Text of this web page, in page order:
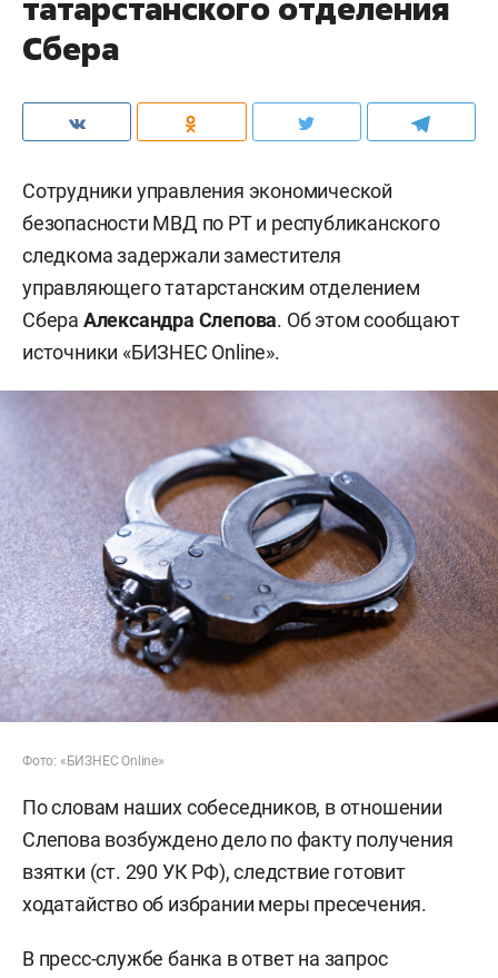
Сбера
Сотрудники управления экономической
безопасности МВД по РТ и республиканского
следкома задержали заместителя
управляющего татарстанским отделением
Сбера Александра Слепова. Об этом сообщают
источники «БИЗНЕС Online».
Фото: «БИЗНЕС Online»
По словам наших собеседников, в отношении
Слепова возбуждено дело по факту получения
взятки (ст. 290 УК РФ), следствие готовит
ходатайство об избрании меры пресечения.
В пресс-службе банка в ответ на запрос